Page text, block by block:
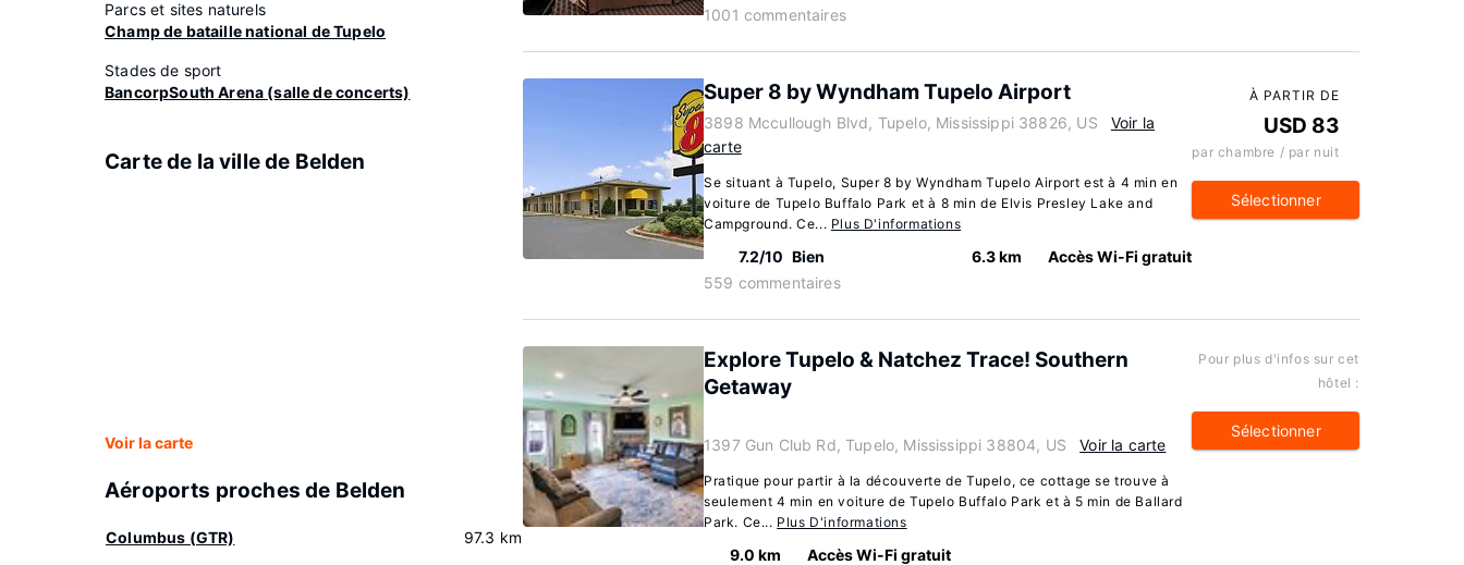
Parcs et sites naturels
Champ de bataille national de Tupelo
Stades de sport
BancorpSouth Arena (salle de concerts)
Carte de la ville de Belden
Voir la carte
Aéroports proches de Belden
Columbus (GTR) 97.3 km
1001 commentaires
Super 8 by Wyndham Tupelo Airport
3898 Mccullough Blvd, Tupelo, Mississippi 38826, US
Voir la
carte
Se situant à Tupelo, Super 8 by Wyndham Tupelo Airport est à 4 min en
voiture de Tupelo Buffalo Park et à 8 min de Elvis Presley Lake and
Campground. Ce... Plus D'informations
7.2/10 Bien
559 commentaires
6.3 km Accès Wi-Fi gratuit
À PARTIR DE
USD 83
par chambre / par nuit
Sélectionner
Explore Tupelo & Natchez Trace! Southern
Getaway
1397 Gun Club Rd, Tupelo, Mississippi 38804, US Voir la carte
Pratique pour partir à la découverte de Tupelo, ce cottage se trouve à
seulement 4 min en voiture de Tupelo Buffalo Park et à 5 min de Ballard
Park. Ce... Plus D'informations
9.0 km Accès Wi-Fi gratuit
Pour plus d'infos sur cet
hôtel :
Sélectionner